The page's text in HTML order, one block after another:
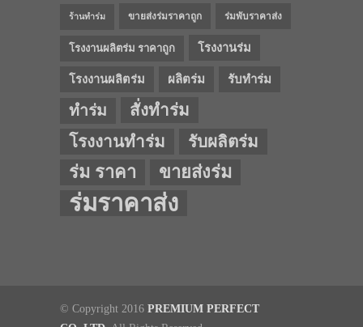
ร้านทำร่ม ขายส่งร่มราคาถูก ร่มพับราคาส่ง
โรงงานผลิตร่ม ราคาถูก โรงงานร่ม
โรงงานผลิตร่ม ผลิตร่ม รับทำร่ม
ทำร่ม
สั่งทำร่ม
โรงงานทำร่ม
รับผลิตร่ม
ร่ม ราคา ขายส่งร่ม
ร่มราคาส่ง
© Copyright 2016 PREMIUM PERFECT